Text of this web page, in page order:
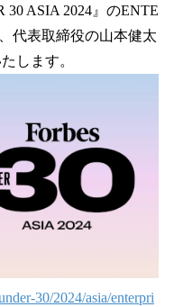
30 ASIA 2024』のENTE
代表取締役の山本健太
します。
30/2024/asia/enterpri